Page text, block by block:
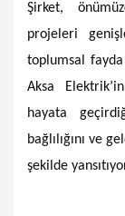
Şirket,
projeleri
toplumsal fayda
Aksa
hayata
bağlılığını ve
şekilde